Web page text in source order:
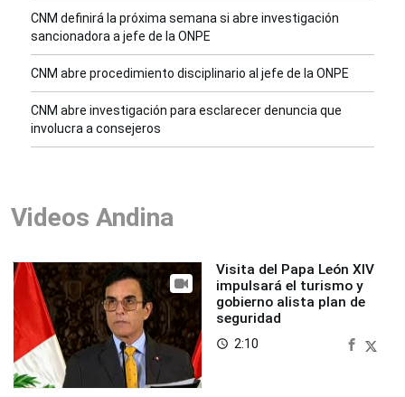
CNM definirá la próxima semana si abre investigación
sancionadora a jefe de la ONPE
CNM abre procedimiento disciplinario al jefe de la ONPE
CNM abre investigación para esclarecer denuncia que
involucra a consejeros
Videos Andina
Visita del Papa León XIV
impulsará el turismo y
gobierno alista plan de
seguridad
access_time 2:10